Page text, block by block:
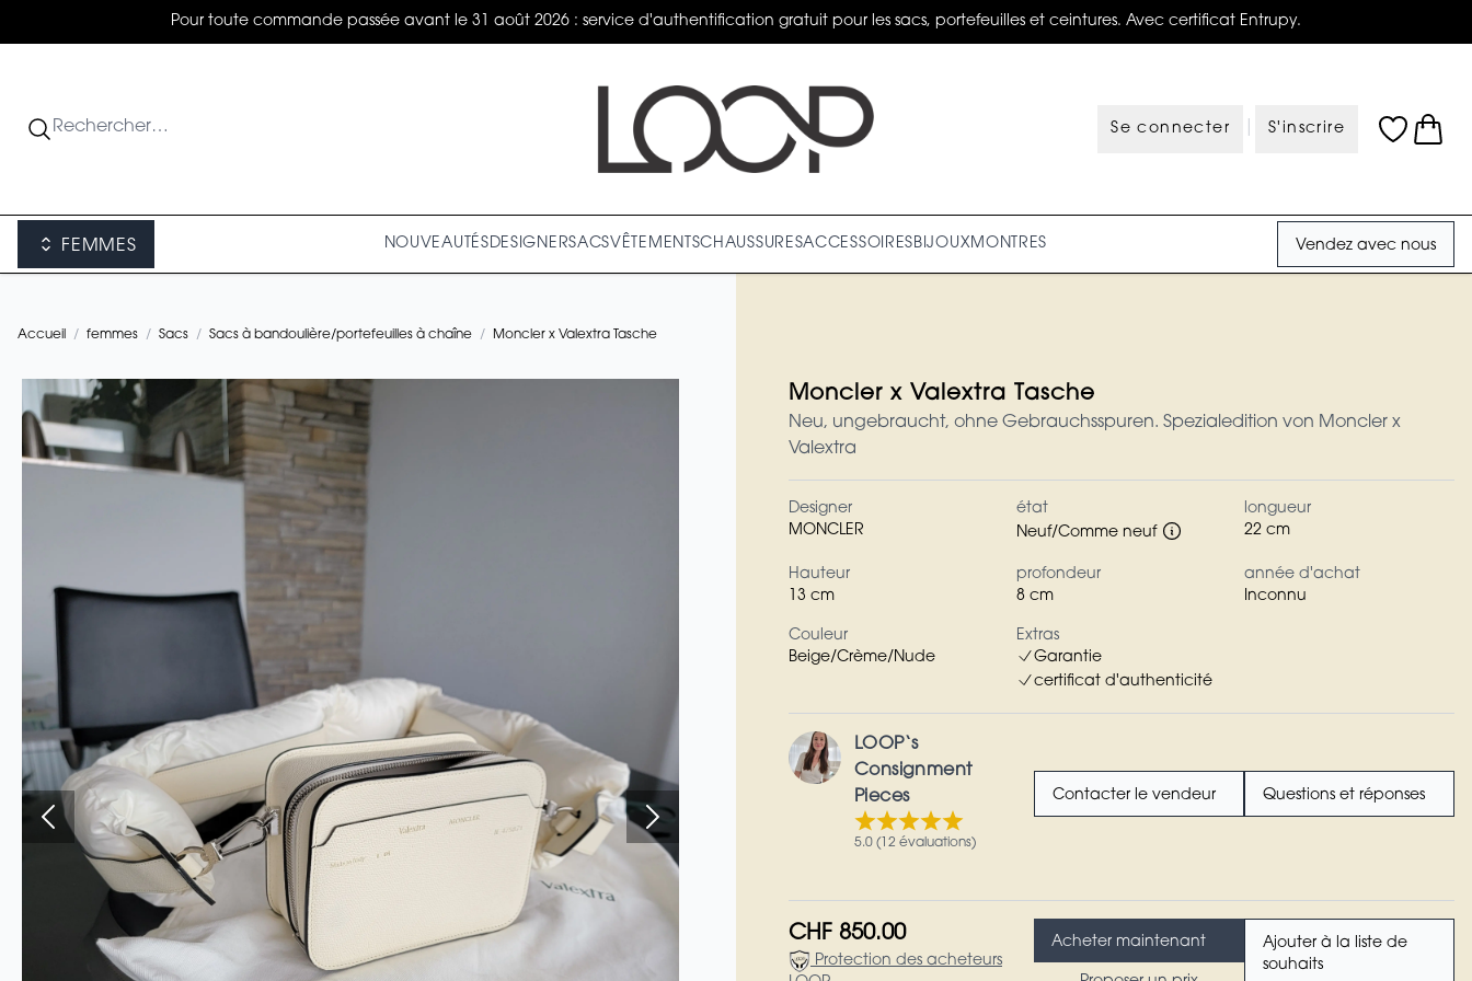
Pour toute commande passée avant le 31 août 2026 : service d'authentification gratuit pour les sacs, portefeuilles et ceintures. Avec certificat Entrupy.
Se connecter S'inscrire
FEMMES NOUVEAUTÉSDESIGNERSACSVÊTEMENTSCHAUSSURESACCESSOIRESBIJOUXMONTRES Vendez avec nous
Accueil / femmes / Sacs / Sacs à bandoulière/portefeuilles à chaîne / Moncler x Valextra Tasche
Moncler x Valextra Tasche
Neu, ungebraucht, ohne Gebrauchsspuren. Spezialedition von Moncler x
Valextra
Designer
MONCLER
état
Neuf/Comme neuf
longueur
22 cm
Hauteur
13 cm
profondeur
8 cm
année d'achat
Inconnu
Couleur
Beige/Crème/Nude
Extras
Garantie
certificat d'authenticité
LOOP‘s
Consignment
Pieces
5.0 (12 évaluations)
Contacter le vendeur Questions et réponses
CHF 850.00
Protection des acheteurs
Acheter maintenant
Ajouter à la liste de
souhaits